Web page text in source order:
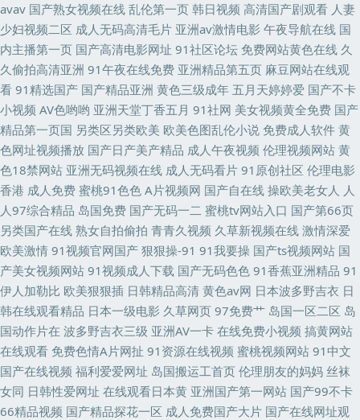
在线看 91网站视频播放 久久伊人导 97AV超碰 国语对白高清露脸 ts人妖另
类在线 日韩免费一级
avav 国产熟女视频在线 乱伦第一页 韩日视频 高清国产剧观看 人妻
少妇视频二区 成人无码高清毛片 亚洲av激情电影 午夜导航在线 国
内主播第一页 国产高清电影网址 91社区论坛 免费网站黄色在线 久
久偷拍高清亚洲 91午夜在线免费 亚洲精品第五页 麻豆网站在线观
看 91精选国产 国产精品亚洲 黄色三级成年 五月天婷婷爱 国产不卡
小视频 AV色哟哟 亚洲天堂丁香五月 91社网 美女视频黄全免费 国产
精品第一页国 另类区另类欧美 欧美色图乱伦小说 免费成人软件 黄
色网址视频播放 国产日产美产精品 成人午夜视频 伦理视频网站 黄
色18禁网站 亚洲无码视频在线 成人无码看片 91原创社区 伦理电影
香港 成人免费 蜜桃91色色 A片视频网 国产自在线 操欧美老女人 人
人97综合精品 岛国免费 国产无码一二 蜜桃tv网站入口 国产第66页
另类国产在线 熟女自拍偷拍 青青久视频 久草新视频在线 激情深爱
欧美激情 91视频官网国产 狠狠操-91 91我要操 国产ts视频网站 国
产美女视频网站 91视频成人下载 国产无码色色 91香蕉亚洲精品 91
伊人加勒比 欧美狠狠插 日韩精品高清 黄色av网 日本波多野吉衣 日
韩在线观看精品 日本一级电影 久草网页 97免费艹 岛国一区二区 岛
国动作片在 波多野吉衣三级 亚洲AV一卡 在线免费小视频 搞黄网站
在线观看 免费色情A片网扯 91资源在线视频 蜜桃视频网站 91中文
国产在线视频 福利爱爱网址 岛国搬运工首页 伦理朋友的妈妈 丝袜
女同 日韩性爱网址 在线观看日本黄 亚洲国产第一网站 国产99不卡
66精品视频 国产精品探花一区 成人免费国产大片 国产在线网址观